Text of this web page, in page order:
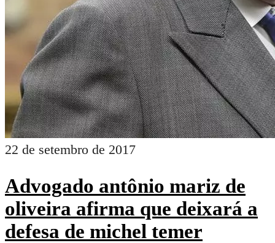
22 de setembro de 2017
Advogado antônio mariz de
oliveira afirma que deixará a
defesa de michel temer